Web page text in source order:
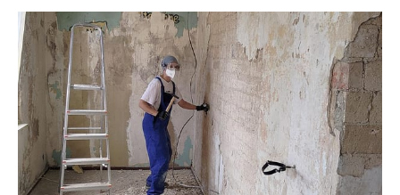
work together. We are happy about New people and
also friends who